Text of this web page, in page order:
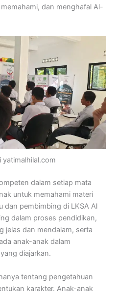
dan menghafal Al-
yatimalhilal.com
dalam setiap mata
untuk memahami materi
dan pembimbing di LKSA Al
dalam proses pendidikan,
jelas dan mendalam, serta
anak-anak dalam
diajarkan.
tentang pengetahuan
karakter. Anak-anak